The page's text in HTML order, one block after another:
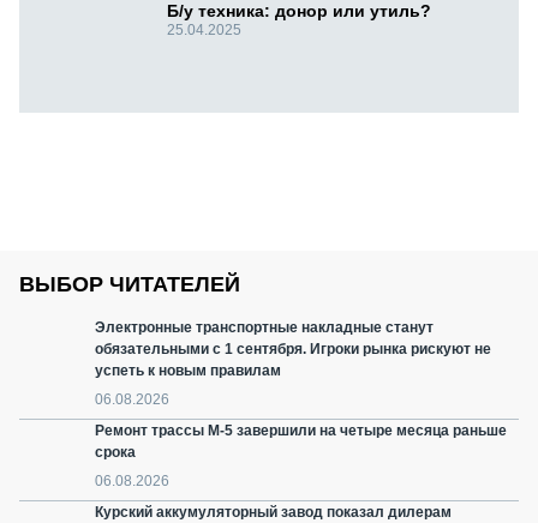
Б/у техника: донор или утиль?
25.04.2025
ВЫБОР ЧИТАТЕЛЕЙ
Электронные транспортные накладные станут
обязательными с 1 сентября. Игроки рынка рискуют не
успеть к новым правилам
06.08.2026
Ремонт трассы М-5 завершили на четыре месяца раньше
срока
06.08.2026
Курский аккумуляторный завод показал дилерам